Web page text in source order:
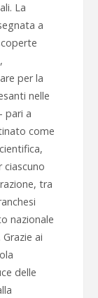
La
a
per la
nelle
pari a
come
ciascuno
tra
nazionale
ai
delle